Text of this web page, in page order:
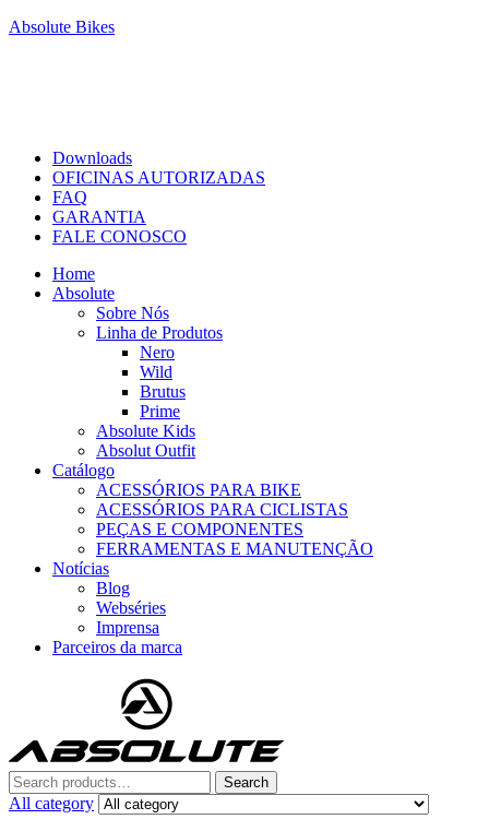
Absolute Bikes
Downloads
OFICINAS AUTORIZADAS
FAQ
GARANTIA
FALE CONOSCO
Home
Absolute
Sobre Nós
Linha de Produtos
Nero
Wild
Brutus
Prime
Absolute Kids
Absolut Outfit
Catálogo
ACESSÓRIOS PARA BIKE
ACESSÓRIOS PARA CICLISTAS
PEÇAS E COMPONENTES
FERRAMENTAS E MANUTENÇÃO
Notícias
Blog
Webséries
Imprensa
Parceiros da marca
Search
for:
Search
All category